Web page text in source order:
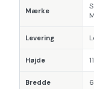
Mærke
Levering
Højde
Bredde